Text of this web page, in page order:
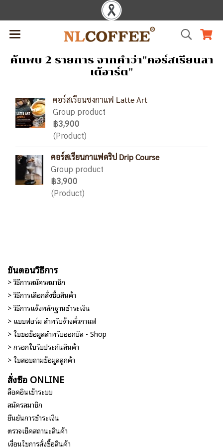
ค้นพบ 2 รายการ จากคำว่า"คอร์สเรียนลา
เต้อาร์ต"
คอร์สเรียนชงกาแฟ Latte Art
Group product
฿3,900
(Product)
คอร์สเรียนกาแฟดริป Drip​ Course
Group product
฿3,900
(Product)
ขั้นตอนวิธีการ
> วิธีการสมัครสมาชิก
> วิธีการเลือกสั่งซื้อสินค้า
> วิธีการแจ้งหลักฐานชำระเงิน
> แบบฟอร์ม สำหรับจ้างคั่วกาแฟ
> ใบขอข้อมูลสำหรับออกบิล - Shop
> กรอกใบรับประกันสินค้า
> ใบสอบถามข้อมูลลูกค้า
สั่งซื้อ ONLINE
ล็อคอินเข้าระบบ
สมัครสมาชิก
ยืนยันการชำระเงิน
ตรวจเช็คสถานะสินค้า
เงื่อนไขการสั่งซื้อสินค้า